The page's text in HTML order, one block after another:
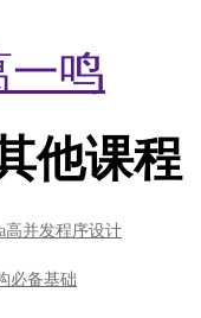
一鸣
他课程
高并发程序设计
必备基础